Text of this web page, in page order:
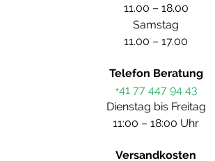
11.00 – 18.00
Samstag
11.00 – 17.00
Telefon Beratung
+41 77 447 94 43
Dienstag bis Freitag
11:00 – 18:00 Uhr
Versandkosten